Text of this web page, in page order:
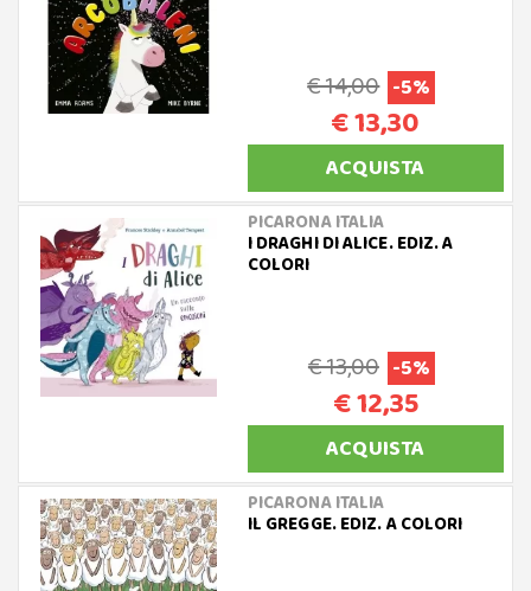
€ 14,00 -5%
€ 13,30
ACQUISTA
PICARONA ITALIA
I DRAGHI DI ALICE. EDIZ. A
COLORI
€ 13,00 -5%
€ 12,35
ACQUISTA
PICARONA ITALIA
IL GREGGE. EDIZ. A COLORI